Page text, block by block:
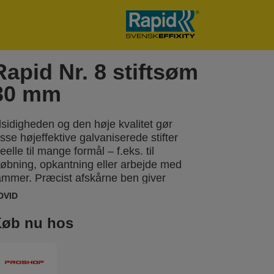
Nr. 8 stiftsøm
mm
og den høje kvalitet gør
højeffektive galvaniserede stifter
til mange formål – f.eks. til
opkantning eller arbejde med
Præcist afskårne ben giver
penetration af materialet. Fås
nu hos